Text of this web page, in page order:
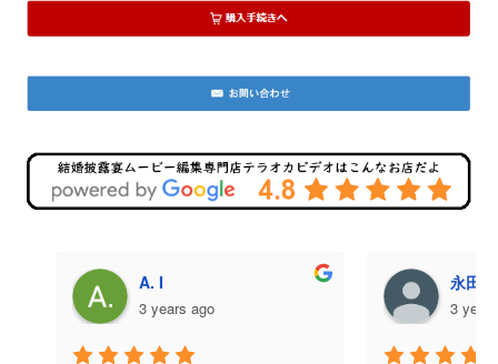
A. I
3 years ago
永田
3